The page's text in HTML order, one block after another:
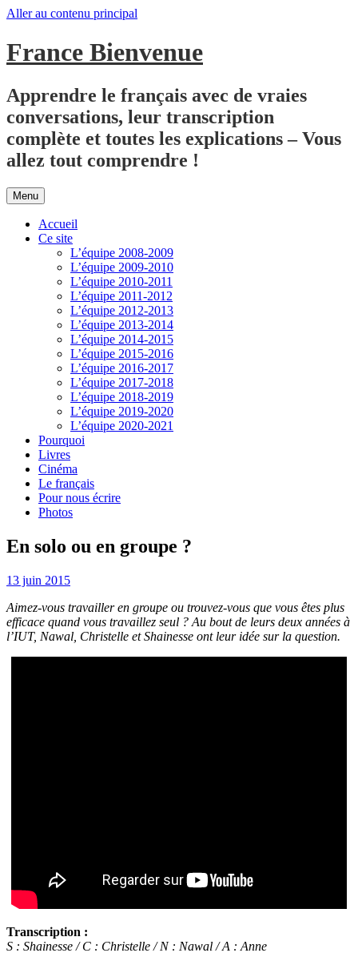
Aller au contenu principal
France Bienvenue
Apprendre le français avec de vraies
conversations, leur transcription
complète et toutes les explications – Vous
allez tout comprendre !
Menu
Accueil
Ce site
L’équipe 2008-2009
L’équipe 2009-2010
L’équipe 2010-2011
L’équipe 2011-2012
L’équipe 2012-2013
L’équipe 2013-2014
L’équipe 2014-2015
L’équipe 2015-2016
L’équipe 2016-2017
L’équipe 2017-2018
L’équipe 2018-2019
L’équipe 2019-2020
L’équipe 2020-2021
Pourquoi
Livres
Cinéma
Le français
Pour nous écrire
Photos
En solo ou en groupe ?
13 juin 2015
Aimez-vous travailler en groupe ou trouvez-vous que vous êtes plus
efficace quand vous travaillez seul ? Au bout de leurs deux années à
l’IUT, Nawal, Christelle et Shainesse ont leur idée sur la question.
Transcription :
S : Shainesse / C : Christelle / N : Nawal / A : Anne